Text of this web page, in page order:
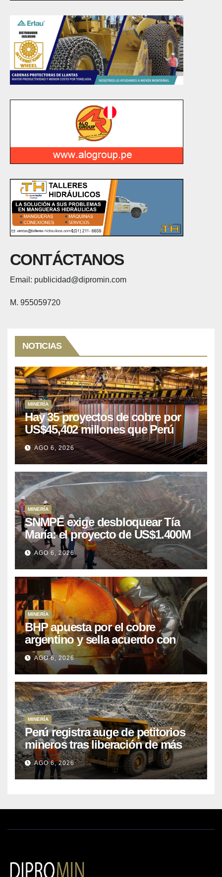
CONTÁCTANOS
Email: publicidad@dipromin.com
M. 955059720
NOTICIAS
MINERÍA
Hay 35 proyectos de cobre por
US$45,402 millones que Perú
puede aprovechar
AGO 6, 2026
MINERÍA
SNMPE exige desbloquear Tía
María: el proyecto de US$1.400M
que Perú lleva 15 años
posponiendo
AGO 6, 2026
MINERÍA
BHP apuesta por el cobre
argentino y sella acuerdo con
Kobrea para siete proyecto
AGO 6, 2026
MINERÍA
Perú registra auge de petitorios
mineros tras liberación de más
de mil concesiones para explorar
cobre y oro
AGO 6, 2026